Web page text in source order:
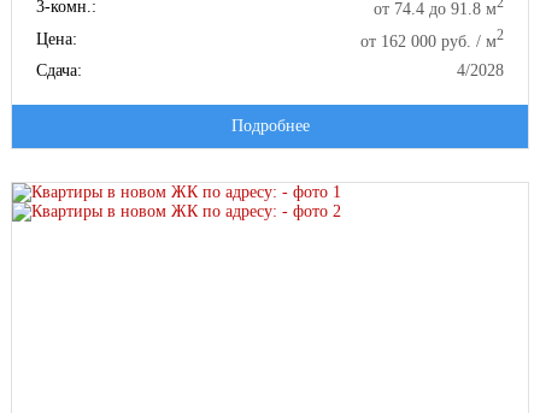
3-комн.: от 74.4 до 91.8 м
Цена: от 162 000 руб. / м2
Сдача: 4/2028
Подробнее